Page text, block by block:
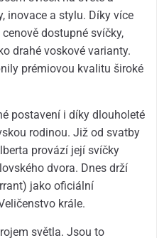
inovace a stylu. Díky více
dostupné svíčky,
drahé voskové varianty.
prémiovou kvalitu široké
postavení i díky dlouholeté
rodinou. Již od svatby
provází její svíčky
dvora. Dnes drží
jako oficiální
krále.
světla. Jsou to